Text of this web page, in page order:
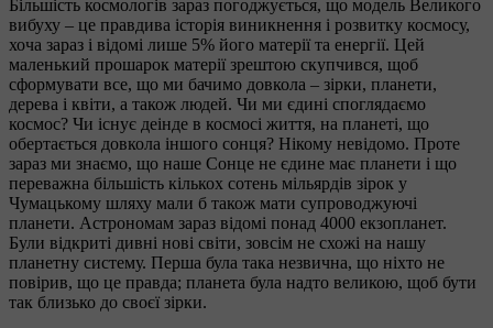
Більшість космологів зараз погоджується, що модель Великого
вибуху – це правдива історія виникнення і розвитку космосу,
хоча зараз і відомі лише 5% його матерії та енергії. Цей
маленький прошарок матерії зрештою скупчився, щоб
сформувати все, що ми бачимо довкола – зірки, планети,
дерева і квіти, а також людей. Чи ми єдині споглядаємо
космос? Чи існує деінде в космосі життя, на планеті, що
обертається довкола іншого сонця? Нікому невідомо. Проте
зараз ми знаємо, що наше Сонце не єдине має планети і що
переважна більшість кількох сотень мільярдів зірок у
Чумацькому шляху мали б також мати супроводжуючі
планети. Астрономам зараз відомі понад 4000 екзопланет.
Були відкриті дивні нові світи, зовсім не схожі на нашу
планетну систему. Перша була така незвична, що ніхто не
повірив, що це правда; планета була надто великою, щоб бути
так близько до своєї зірки.